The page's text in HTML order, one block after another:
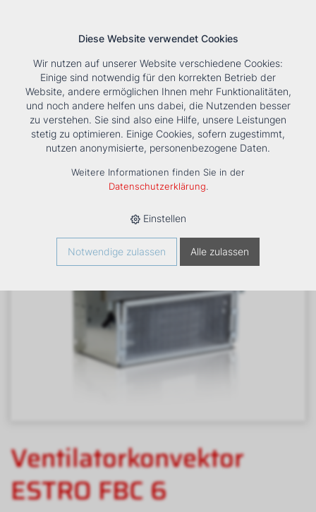
Tools Unternehmen Karriere KontaktSuche
HOME › PRODUKTE › KÄLTE/KLIMA › FANCOILS ›
VENTILATORKONVEKTOR ESTRO FBC 6
Ventilatorkonvektor
ESTRO FBC 6
Diese Website verwendet Cookies
Wir nutzen auf unserer Website verschiedene Cookies:
Einige sind notwendig für den korrekten Betrieb der
Website, andere ermöglichen Ihnen mehr Funktionalitäten,
und noch andere helfen uns dabei, die Nutzenden besser
zu verstehen. Sie sind also eine Hilfe, unsere Leistungen
stetig zu optimieren. Einige Cookies, sofern zugestimmt,
nutzen anonymisierte, personenbezogene Daten.
Weitere Informationen finden Sie in der
Datenschutzerklärung.
Einstellen
Notwendige zulassen Alle zulassen